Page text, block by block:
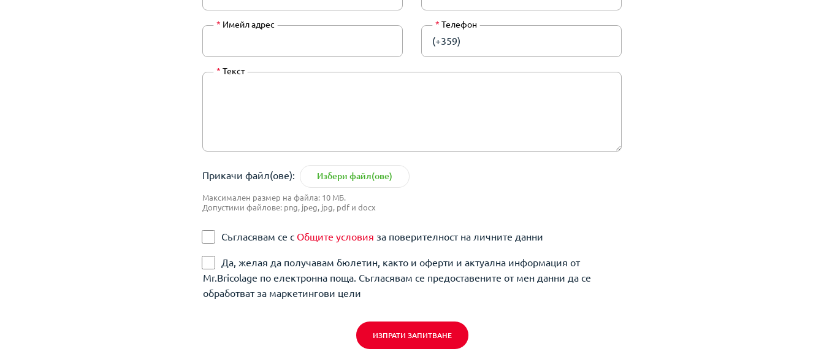
* Имейл адрес * Телефон
(+359)
* Текст
Прикачи файл(ове): Избери файл(ове)
Максимален размер на файла: 10 МБ.
Допустими файлове: png, jpeg, jpg, pdf и docx
Съгласявам се с Общите условия за поверителност на личните данни
Да, желая да получавам бюлетин, както и оферти и актуална информация от
Mr.Bricolage по електронна поща. Съгласявам се предоставените от мен данни да се
обработват за маркетингови цели
ИЗПРАТИ ЗАПИТВАНЕ